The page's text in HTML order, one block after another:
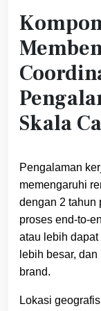
Skala
Pengalaman
memengaruhi
dengan 2 tahun
proses
atau lebih
lebih besar,
brand.
Lokasi